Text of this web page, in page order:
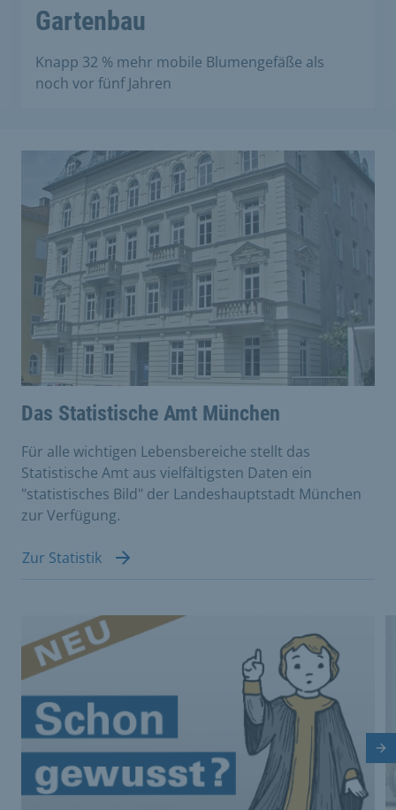
Gartenbau
Knapp 32 % mehr mobile Blumengefäße als
noch vor fünf Jahren
Das Statistische Amt München
Für alle wichtigen Lebensbereiche stellt das
Statistische Amt aus vielfältigsten Daten ein
"statistisches Bild" der Landeshauptstadt München
zur Verfügung.
Zur Statistik
This is a carousel with rotating cards. Use the